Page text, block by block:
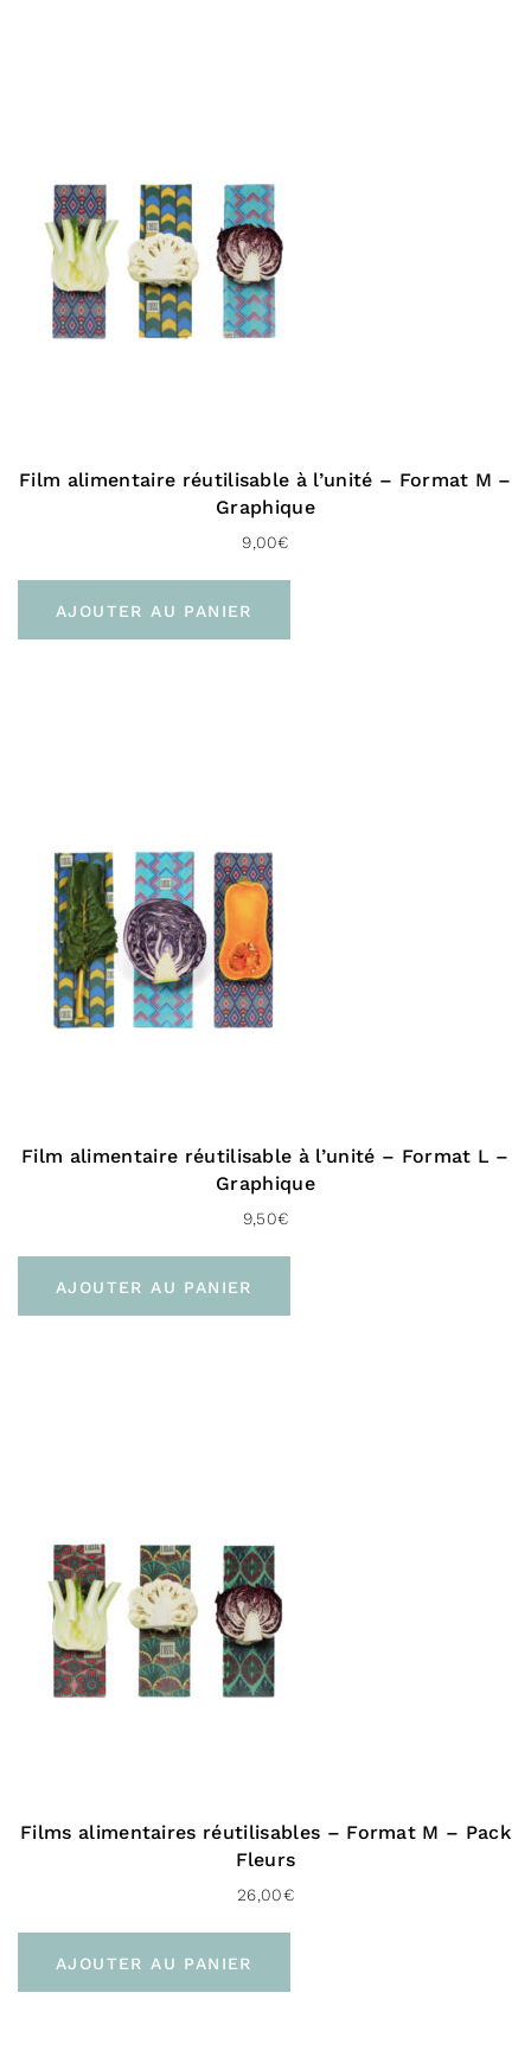
Film alimentaire réutilisable à l’unité – Format M –
Graphique
9,00€
AJOUTER AU PANIER
Film alimentaire réutilisable à l’unité – Format L –
Graphique
9,50€
AJOUTER AU PANIER
Films alimentaires réutilisables – Format M – Pack
Fleurs
26,00€
AJOUTER AU PANIER